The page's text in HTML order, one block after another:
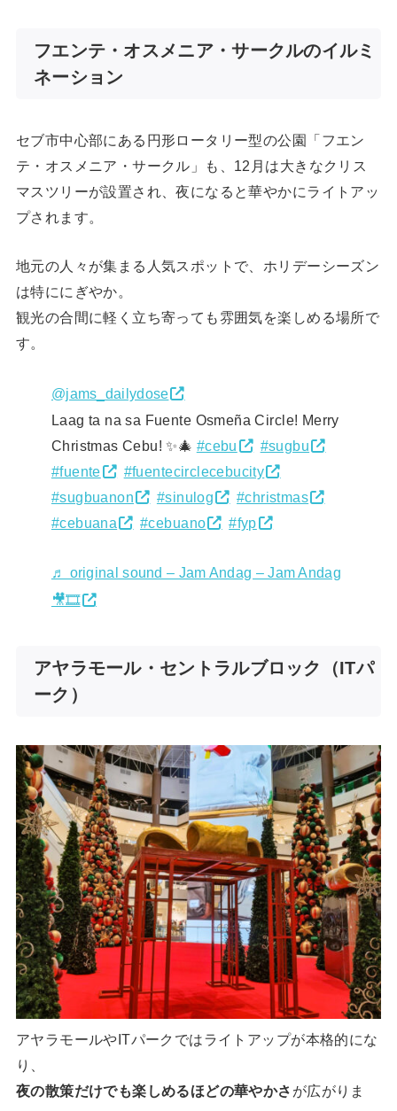
フエンテ・オスメニア・サークルのイルミ
ネーション
セブ市中心部にある円形ロータリー型の公園「フエン
テ・オスメニア・サークル」も、12月は大きなクリス
マスツリーが設置され、夜になると華やかにライトアッ
プされます。
地元の人々が集まる人気スポットで、ホリデーシーズン
は特ににぎやか。
観光の合間に軽く立ち寄っても雰囲気を楽しめる場所で
す。
@jams_dailydose
Laag ta na sa Fuente Osmeña Circle! Merry
Christmas Cebu! ✨🎄 #cebu
#sugbu
#fuente
#fuentecirclecebucity
#sugbuanon
#sinulog
#christmas
#cebuana
#cebuano #fyp
♬ original sound – Jam Andag – Jam Andag
🎥🎞️
アヤラモール・セントラルブロック（ITパ
ーク）
アヤラモールやITパークではライトアップが本格的にな
り、
夜の散策だけでも楽しめるほどの華やかさ が広がりま